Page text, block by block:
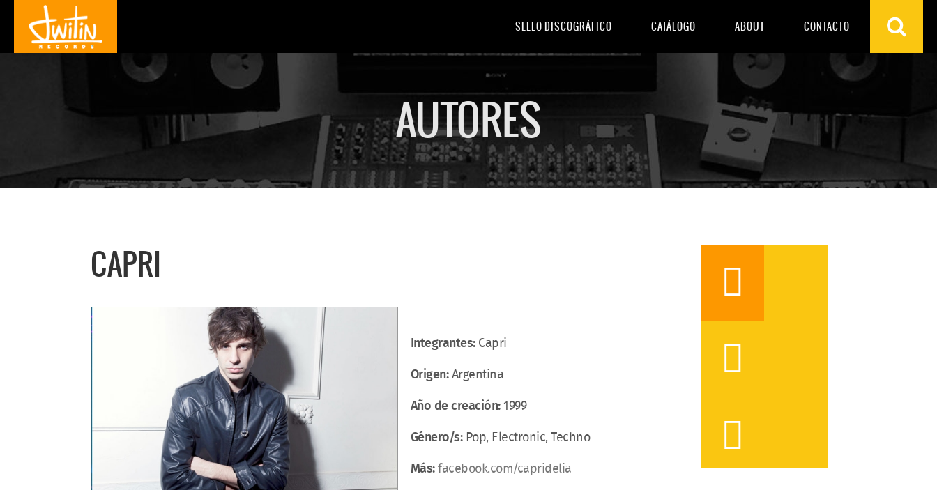
SELLO DISCOGRÁFICO CATÁLOGO ABOUT CONTACTO
AUTORES
CAPRI
Integrantes:Capri
Origen:Argentina
Año de creación:1999
Género/s: Pop, Electronic, Techno
Más:facebook.com/capridelia


